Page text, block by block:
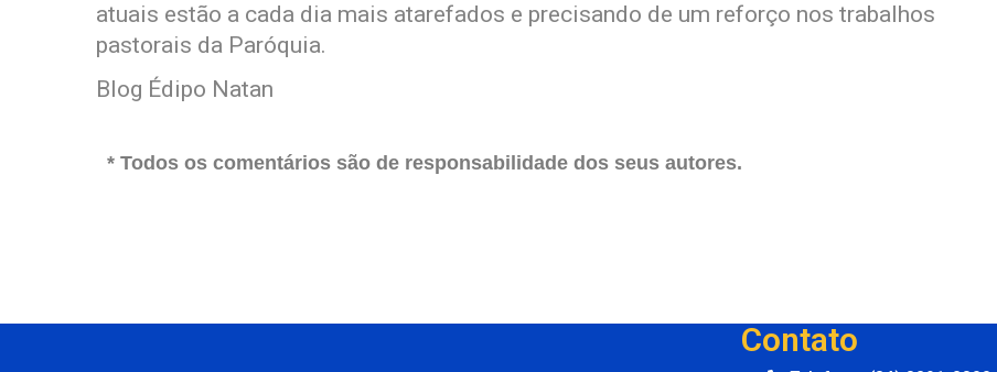
atuais estão a cada dia mais atarefados e precisando de um reforço nos trabalhos
pastorais da Paróquia.
Blog Édipo Natan
* Todos os comentários são de responsabilidade dos seus autores.
Contato